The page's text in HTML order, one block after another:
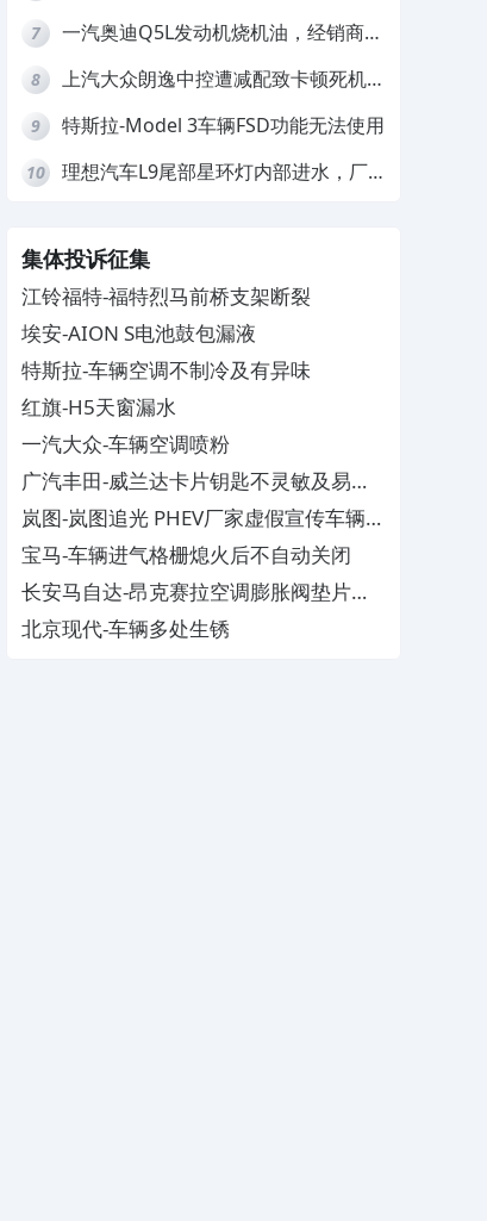
7
一汽奥迪Q5L发动机烧机油，经销商推
8
上汽大众朗逸中控遭减配致卡顿死机，
9 特斯拉-Model 3车辆FSD功能无法使用
10
理想汽车L9尾部星环灯内部进水，厂
集体投诉征集
江铃福特-福特烈马前桥支架断裂
埃安-AION S电池鼓包漏液
特斯拉-车辆空调不制冷及有异味
红旗-H5天窗漏水
一汽大众-车辆空调喷粉
广汽丰田-威兰达卡片钥匙不灵敏及易消
磁
岚图-岚图追光 PHEV厂家虚假宣传车辆配
置与功能
宝马-车辆进气格栅熄火后不自动关闭
长安马自达-昂克赛拉空调膨胀阀垫片生
锈
北京现代-车辆多处生锈